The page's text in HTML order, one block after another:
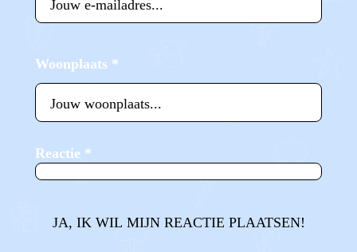
Woonplaats *
Reactie *
JA, IK WIL MIJN REACTIE PLAATSEN!